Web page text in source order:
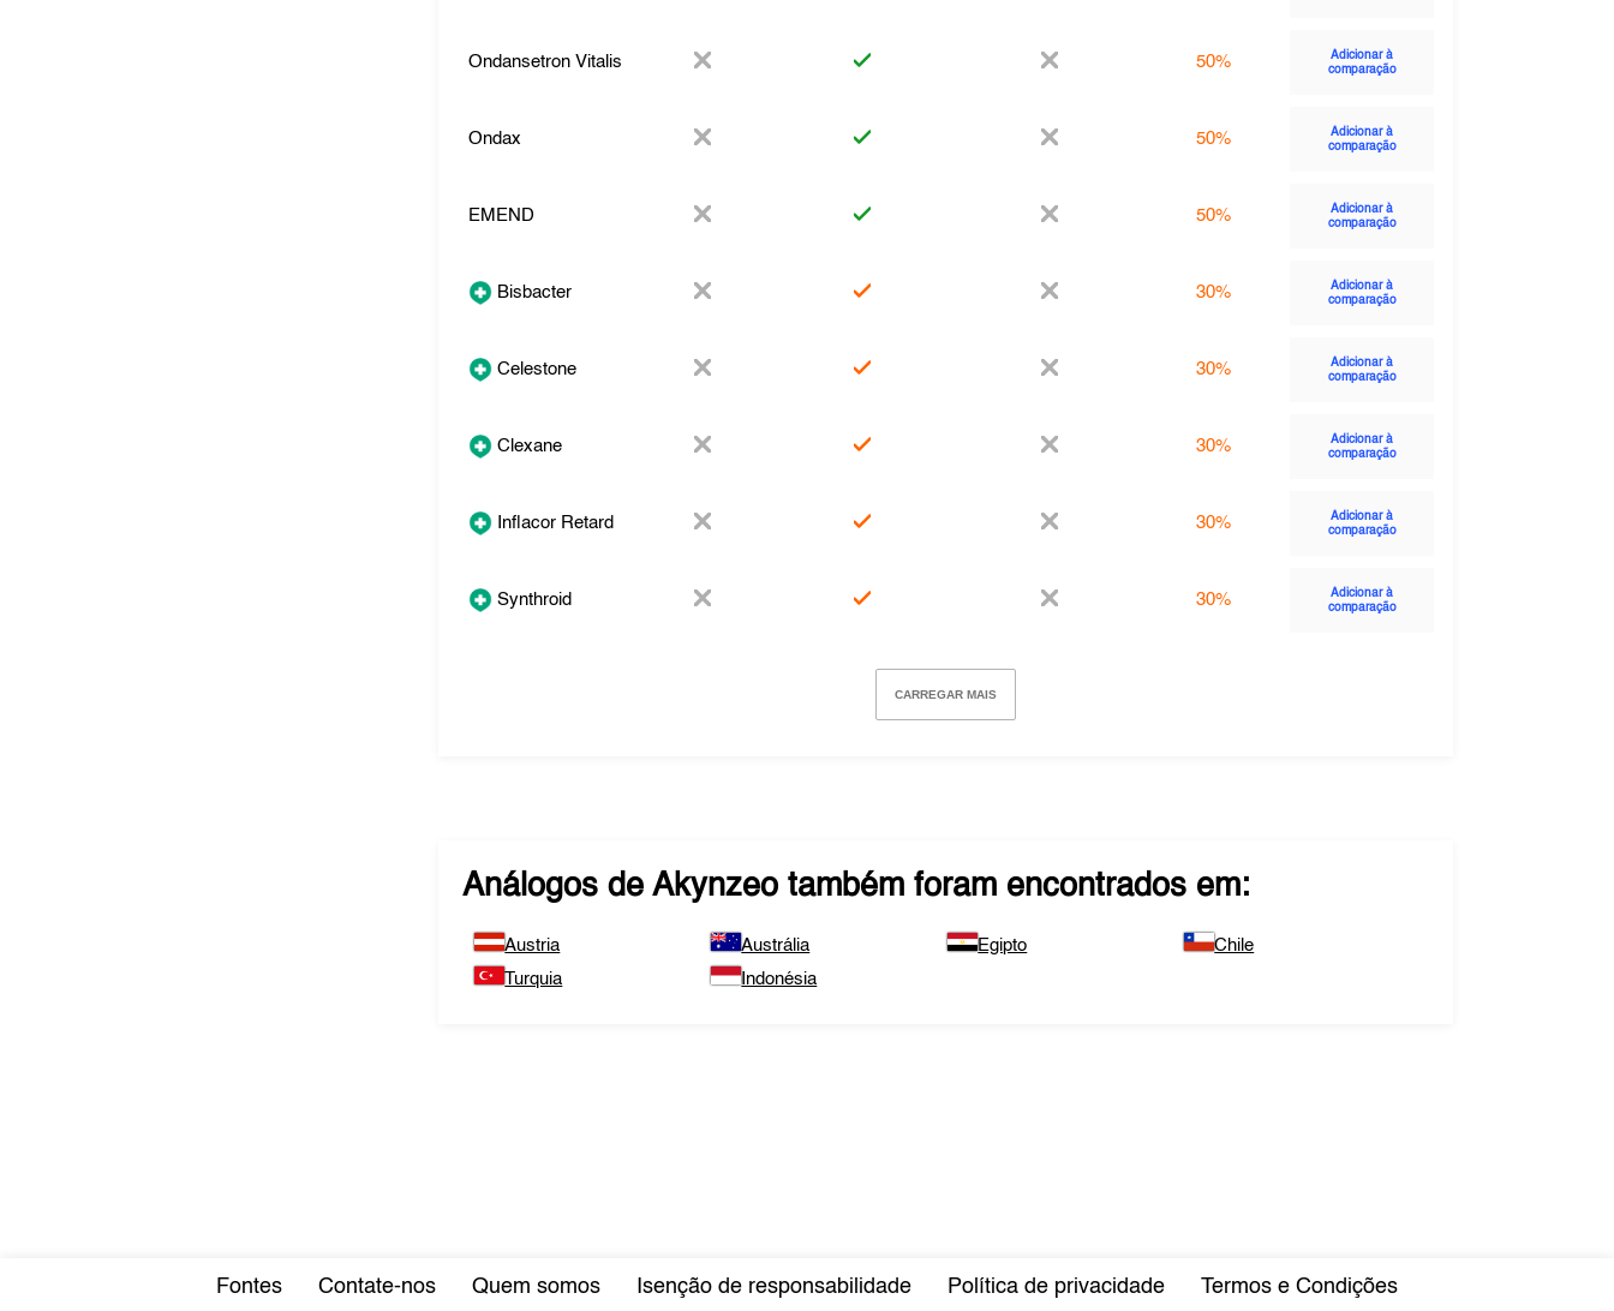
Ondansetron Vitalis 50%
Adicionar à
comparação
Ondax 50%
Adicionar à
comparação
EMEND 50%
Adicionar à
comparação
Bisbacter 30%
Adicionar à
comparação
Celestone 30%
Adicionar à
comparação
Clexane 30%
Adicionar à
comparação
Inflacor Retard 30%
Adicionar à
comparação
Synthroid 30%
Adicionar à
comparação
CARREGAR MAIS
Análogos deAkynzeo também foram encontrados em:
Austria Austrália Egipto
Chile
Turquia
Indonésia
Fontes Contate-nos Quem somos Isenção de responsabilidade Política de privacidade Termos e Condições